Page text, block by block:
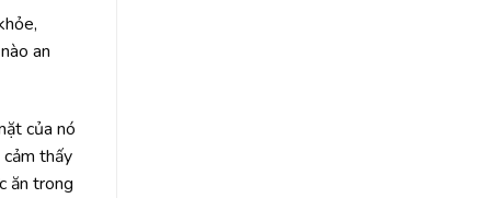
an
của nó
thấy
ăn trong